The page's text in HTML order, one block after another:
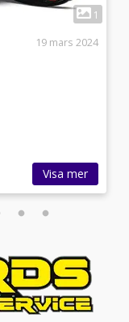
1
19 mars 2024
Visa mer